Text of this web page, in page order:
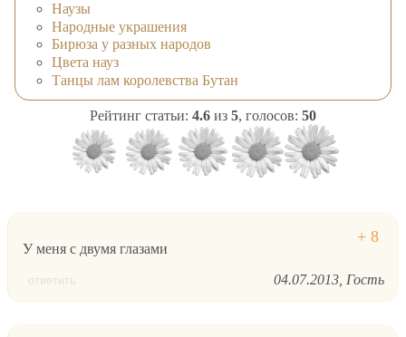
Наузы
Народные украшения
Бирюза у разных народов
Цвета науз
Танцы лам королевства Бутан
Рейтинг статьи: 4.6 из 5, голосов: 50
У меня с двумя глазами
ответить 04.07.2013 Гость